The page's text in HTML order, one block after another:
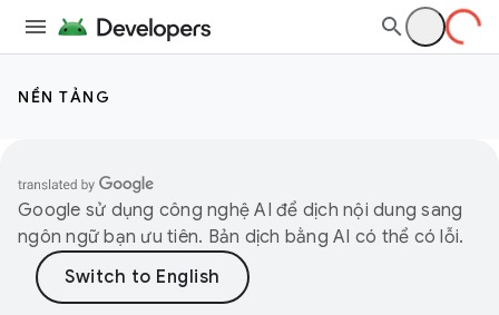
NỀN TẢNG
Google sử dụng công nghệ AI để dịch nội dung sang
ngôn ngữ bạn ưu tiên. Bản dịch bằng AI có thể có lỗi.